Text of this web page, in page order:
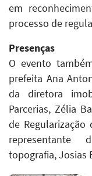
em
processo de
Presenças
O evento
prefeita Ana
da diretora
Parcerias, Zélia
de Regularização
representante
topografia, Josias